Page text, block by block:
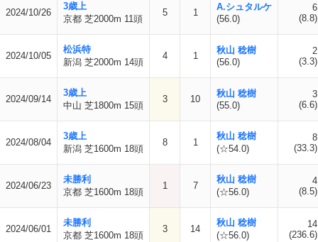
2024/10/26
3歳上
京都 芝2000m 11頭
5 1
A.シュタルケ
(56.0)
6
(8.8)
2024/10/05
松浜特
新潟 芝2000m 14頭
4 1
秋山 稔樹
(56.0)
2
(3.3)
2024/09/14
3歳上
中山 芝1800m 15頭
3 10
秋山 稔樹
(55.0)
3
(6.6)
2024/08/04
3歳上
新潟 芝1600m 18頭
8 1
秋山 稔樹
(☆54.0)
8
(33.3)
2024/06/23
未勝利
京都 芝1600m 18頭
1 7
秋山 稔樹
(☆56.0)
4
(8.5)
2024/06/01
未勝利
京都 芝1600m 18頭
3 14
秋山 稔樹
(☆56.0)
14
(236.6)